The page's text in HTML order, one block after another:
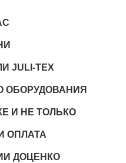
JULI-TEX
ОБОРУДОВАНИЯ
И НЕ ТОЛЬКО
ОПЛАТА
ДОЦЕНКО